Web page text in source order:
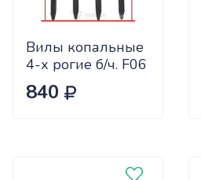
Вилы копальные
4-х рогие б/ч. F06
840